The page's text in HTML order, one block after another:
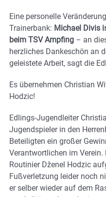
Eine personelle
Trainerbank: Michael Divis
beim TSV Ampfing – an
herzliches Dankeschön an
geleistete Arbeit, sagt die
Es übernehmen Christian
Hodzic!
Edlings-Jugendleiter
Jugendspieler in den
Beteiligten ein großer
Verantwortlichen im Verein.
Routinier Dženel Hodzic
Fußverletzung leider noch
er selber wieder auf dem